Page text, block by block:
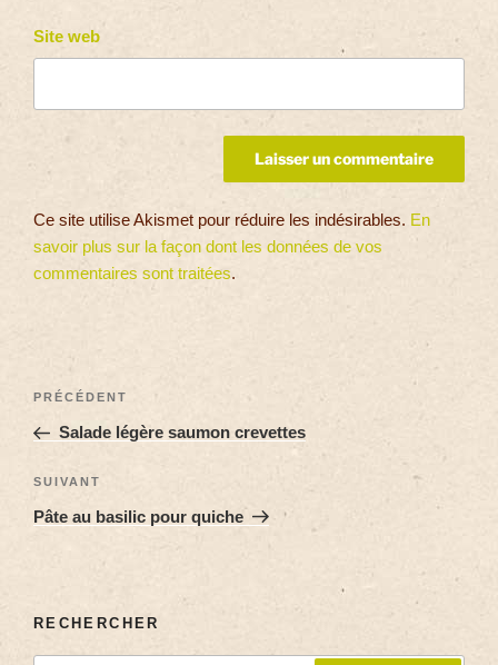
Site web
Ce site utilise Akismet pour réduire les indésirables. En
savoir plus sur la façon dont les données de vos
commentaires sont traitées.
PRÉCÉDENT
Salade légère saumon crevettes
SUIVANT
Pâte au basilic pour quiche
RECHERCHER